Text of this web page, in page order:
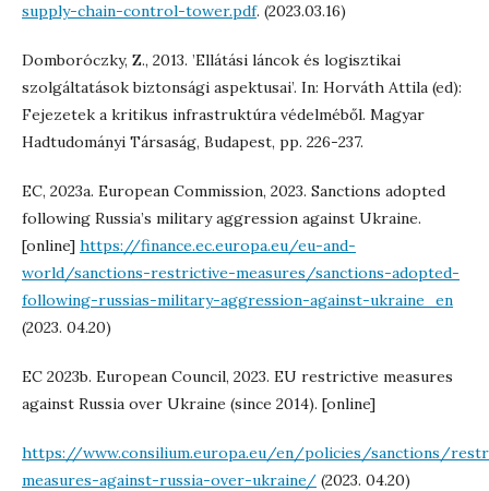
supply-chain-control-tower.pdf. (2023.03.16)
Domboróczky, Z., 2013. ’Ellátási láncok és logisztikai
szolgáltatások biztonsági aspektusai’. In: Horváth Attila (ed):
Fejezetek a kritikus infrastruktúra védelméből. Magyar
Hadtudományi Társaság, Budapest, pp. 226-237.
EC, 2023a. European Commission, 2023. Sanctions adopted
following Russia’s military aggression against Ukraine.
[online] https://finance.ec.europa.eu/eu-and-
world/sanctions-restrictive-measures/sanctions-adopted-
following-russias-military-aggression-against-ukraine_en
(2023. 04.20)
EC 2023b. European Council, 2023. EU restrictive measures
against Russia over Ukraine (since 2014). [online]
https://www.consilium.europa.eu/en/policies/sanctions/
measures-against-russia-over-ukraine/ (2023. 04.20)